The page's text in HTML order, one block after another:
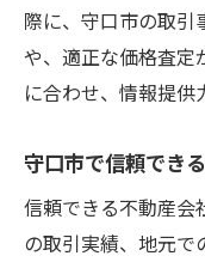
際に、守口市の取
や、適正な価格査定
に合わせ、情報提供
守口市で信頼でき
信頼できる不動産会
の取引実績、地元で